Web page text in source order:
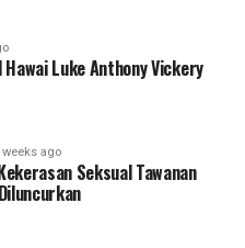
Luke Anthony Vickery
weeks ago
Seksual Tawanan